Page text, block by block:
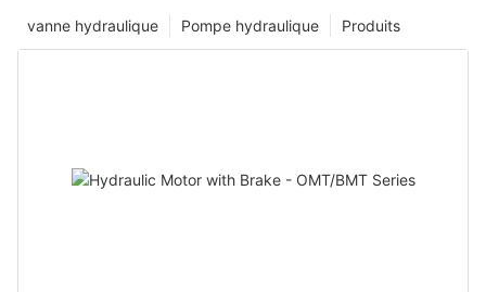
Produits
Pompe hydraulique
vanne hydraulique